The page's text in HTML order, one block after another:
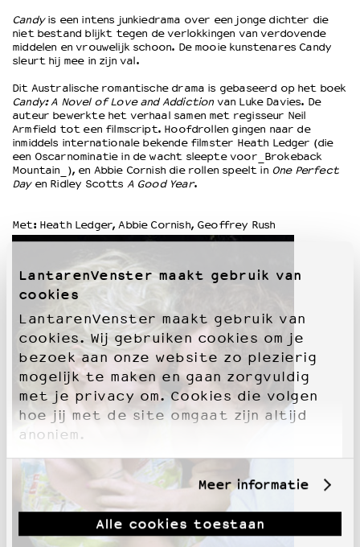
LantarenVenster maakt gebruik van
cookies
LantarenVenster maakt gebruik van
cookies. Wij gebruiken cookies om je
bezoek aan onze website zo plezierig
mogelijk te maken en gaan zorgvuldig
met je privacy om. Cookies die volgen
hoe jij met de site omgaat zijn altijd
anoniem.
Meer informatie
Alle cookies toestaan
OVER LANTARENVENSTER
Wat we doen
Werken bij
Word vriend
Historie
Partners
Huisregels
Privacyverklaring
Culturele boycot Israël
Ruimte voor artistieke vrijheid – VNPF
Candyis een intens junkiedrama over een jonge dichter die
niet bestand blijkt tegen de verlokkingen van verdovende
middelen en vrouwelijk schoon. De mooie kunstenares Candy
sleurt hij mee in zijn val.
Dit Australische romantische drama is gebaseerd op het boek
Candy: A Novel of Love and Addictionvan Luke Davies. De
auteur bewerkte het verhaal samen met regisseur Neil
Armfield tot een filmscript. Hoofdrollen gingen naar de
inmiddels internationale bekende filmster Heath Ledger (die
een Oscarnominatie in de wacht sleepte voor_Brokeback
Mountain_), en Abbie Cornish die rollen speelt in One Perfect
Dayen Ridley Scotts A Good Year.
Met: Heath Ledger, Abbie Cornish, Geoffrey Rush